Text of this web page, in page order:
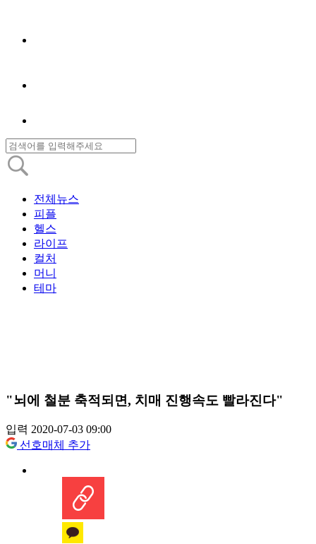
전체뉴스
피플
헬스
라이프
컬처
머니
테마
"뇌에 철분 축적되면, 치매 진행속도 빨라진다"
입력 2020-07-03 09:00
선호매체 추가